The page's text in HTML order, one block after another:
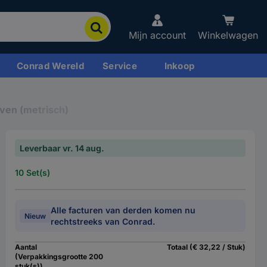
Mijn account Winkelwagen
Conrad Wereld Service Inkoop
(metrisch)
Leverbaar vr. 14 aug.
10 Set(s)
Nieuw
Alle facturen van derden komen nu
rechtstreeks van Conrad.
Aantal
(Verpakkingsgrootte 200
Totaal (€ 32,22 / Stuk)